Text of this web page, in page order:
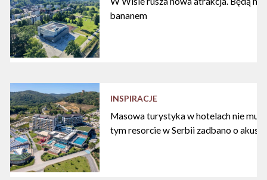
bananem
INSPIRACJE
Masowa turystyka w hotelach nie musi
tym resorcie w Serbii zadbano o